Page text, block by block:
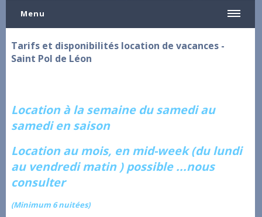
Menu
Tarifs et disponibilités location de vacances -
Saint Pol de Léon
Location à la semaine du samedi au
samedi en saison
Location au mois, en mid-week (du lundi
au vendredi matin ) possible ...nous
consulter
(Minimum 6 nuitées)